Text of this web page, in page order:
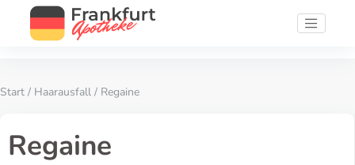
Start / Haarausfall / Regaine
Regaine